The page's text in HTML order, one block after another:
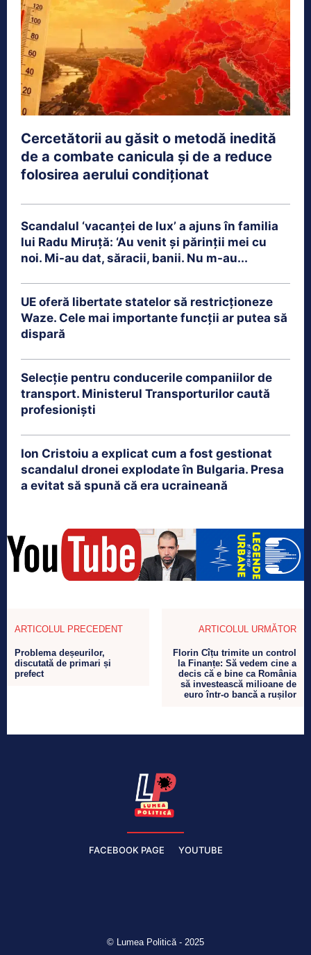
Cercetătorii au găsit o metodă inedită
de a combate canicula și de a reduce
folosirea aerului condiționat
Scandalul ‘vacanței de lux’ a ajuns în familia
lui Radu Miruță: ‘Au venit și părinții mei cu
noi. Mi-au dat, săracii, banii. Nu m-au...
UE oferă libertate statelor să restricționeze
Waze. Cele mai importante funcții ar putea să
dispară
Selecție pentru conducerile companiilor de
transport. Ministerul Transporturilor caută
profesioniști
Ion Cristoiu a explicat cum a fost gestionat
scandalul dronei explodate în Bulgaria. Presa
a evitat să spună că era ucraineană
ARTICOLUL PRECEDENT
Problema deșeurilor,
discutată de primari și
prefect
ARTICOLUL URMĂTOR
Florin Cîțu trimite un control
la Finanțe: Să vedem cine a
decis că e bine ca România
să investească milioane de
euro într-o bancă a rușilor
FACEBOOK PAGE YOUTUBE
© Lumea Politică - 2025